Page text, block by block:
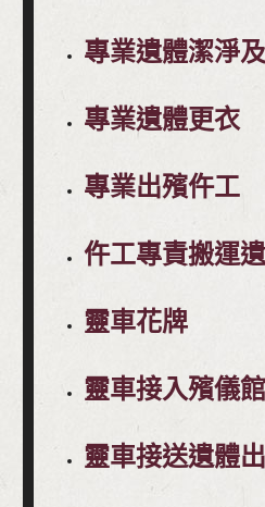
專業遺體潔淨
專業遺體更衣
專業出殯仵工
仵工專責搬運
靈車花牌
靈車接入殯儀館
靈車接送遺體